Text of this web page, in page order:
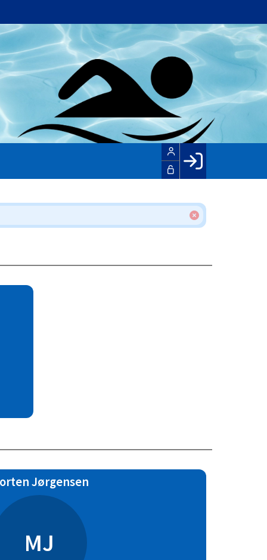
Husk mig
Glemt password
LOG IND
Jørgensen
MJ